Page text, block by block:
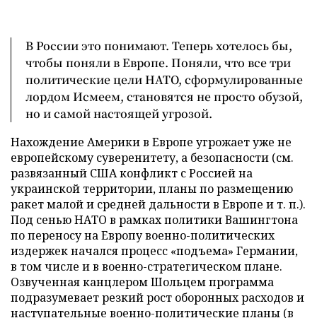
В России это понимают. Теперь хотелось бы,
чтобы поняли в Европе. Поняли, что все три
политические цели НАТО, сформулированные
лордом Исмеем, становятся не просто обузой,
но и самой настоящей угрозой.
Нахождение Америки в Европе угрожает уже не
европейскому суверенитету, а безопасности (см.
развязанный США конфликт с Россией на
украинской территории, планы по размещению
ракет малой и средней дальности в Европе и т. п.).
Под сенью НАТО в рамках политики Вашингтона
по переносу на Европу военно-политических
издержек начался процесс «подъема» Германии,
в том числе и в военно-стратегическом плане.
Озвученная канцлером Шольцем программа
подразумевает резкий рост оборонных расходов и
наступательные военно-политические планы (в